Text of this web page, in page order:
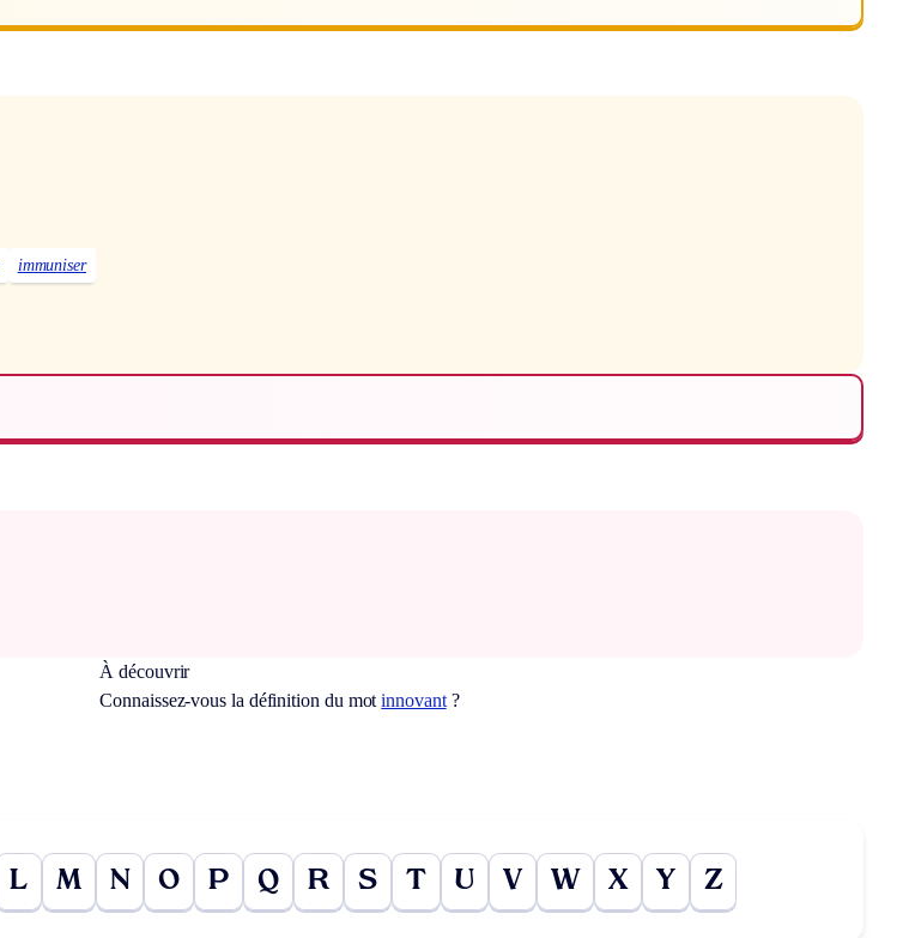
immuniser
À découvrir
Connaissez-vous la définition du motinnovant?
L M N O P Q R S T U V W X Y Z